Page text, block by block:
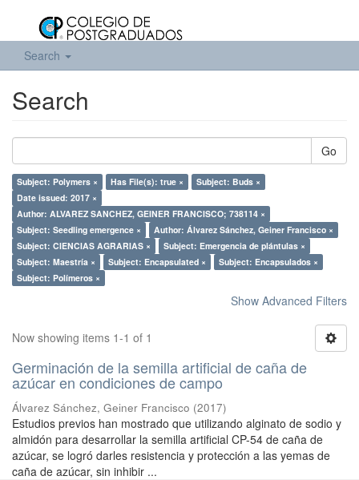
Search
Search
Go
Subject: Polymers × Has File(s): true ×
Subject: Buds ×
Date issued: 2017 ×
Author: ALVAREZ SANCHEZ, GEINER FRANCISCO; 738114 ×
Subject: Seedling emergence ×
Author: Álvarez Sánchez, Geiner Francisco ×
Subject: CIENCIAS AGRARIAS ×
Subject: Emergencia de plántulas ×
Subject: Maestría ×
Subject: Encapsulated ×
Subject: Encapsulados ×
Subject: Polímeros ×
Show Advanced Filters
Now showing items 1-1 of 1
Germinación de la semilla artificial de caña de
azúcar en condiciones de campo
Álvarez Sánchez, Geiner Francisco (2017)
Estudios previos han mostrado que utilizando alginato de sodio y
almidón para desarrollar la semilla artificial CP-54 de caña de
azúcar, se logró darles resistencia y protección a las yemas de
caña de azúcar, sin inhibir ...